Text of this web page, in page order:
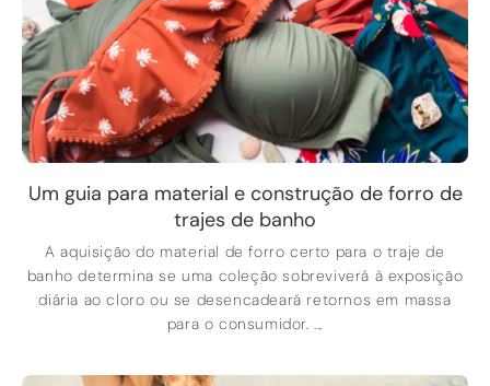
Um guia para material e construção de forro de
trajes de banho
A aquisição do material de forro certo para o traje de
banho determina se uma coleção sobreviverá à exposição
diária ao cloro ou se desencadeará retornos em massa
para o consumidor. ...